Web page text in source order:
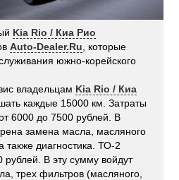
Kia Rio / Киа Рио
Auto-Dealer.Ru , которые
южно-корейского
владельцам Kia Rio / Киа
каждые 15000 км. Затраты
6000 до 7500 рублей. В
замена масла, масляного
также диагностика. ТО-2
рублей. В эту сумму войдут
трех фильтров (масляного,